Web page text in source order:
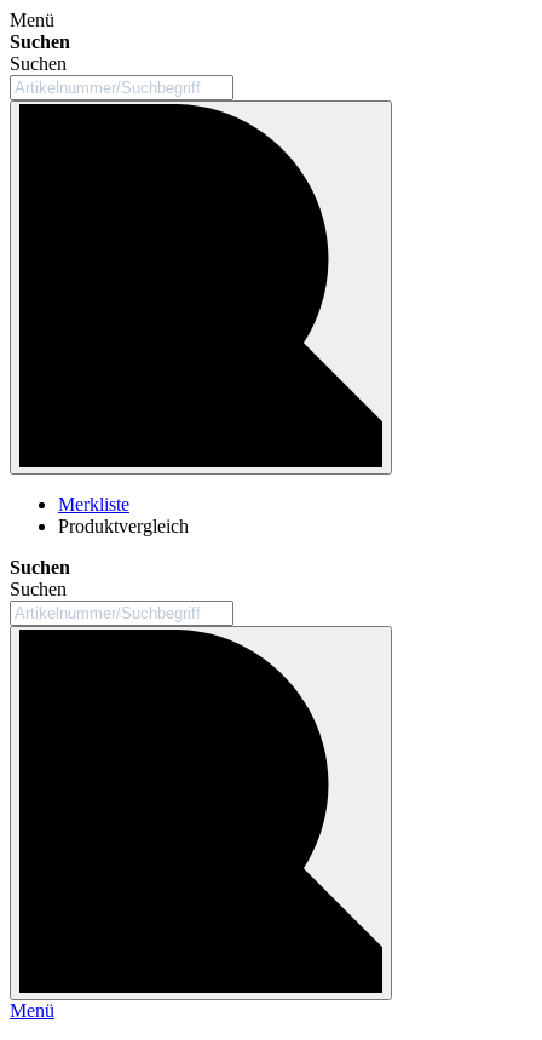
Menü
Suchen
Suchen
Merkliste
Produktvergleich
Suchen
Suchen
Menü